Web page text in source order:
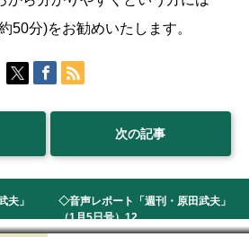
50分)をお勧めいたします。
次の記事
夫」
◇音声レポート「週刊・原田武夫」
（1月5日号）12...